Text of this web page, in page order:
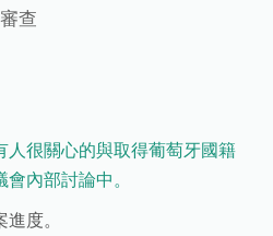
查
人很關心的與取得葡萄牙國籍
內部討論中。
度。